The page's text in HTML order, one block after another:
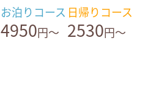
お泊りコース
4950円～
日帰りコース
2530円～